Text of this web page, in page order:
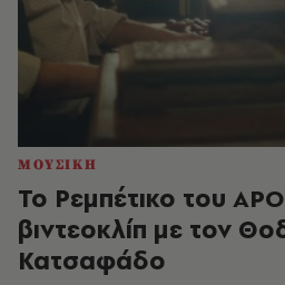
ΜΟΥΣΙΚΗ
Το Ρεμπέτικο του
βιντεοκλίπ με τον
Κατσαφάδο